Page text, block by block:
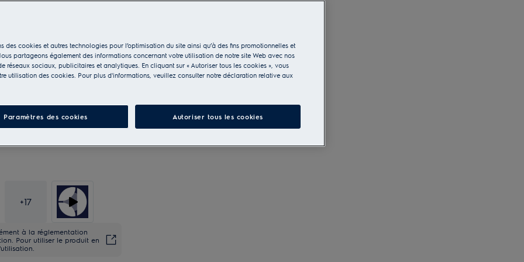
+17
à la réglementation
Pour utiliser le produit en
des cookies et autres technologies pour l’optimisation du site ainsi qu’à des fins promotionnelles et
partageons également des informations concernant votre utilisation de notre site Web avec nos
réseaux sociaux, publicitaires et analytiques. En cliquant sur « Autoriser tous les cookies », vous
utilisation des cookies. Pour plus d'informations, veuillez consulter notre déclaration relative aux
Paramètres des cookies Autoriser tous les cookies